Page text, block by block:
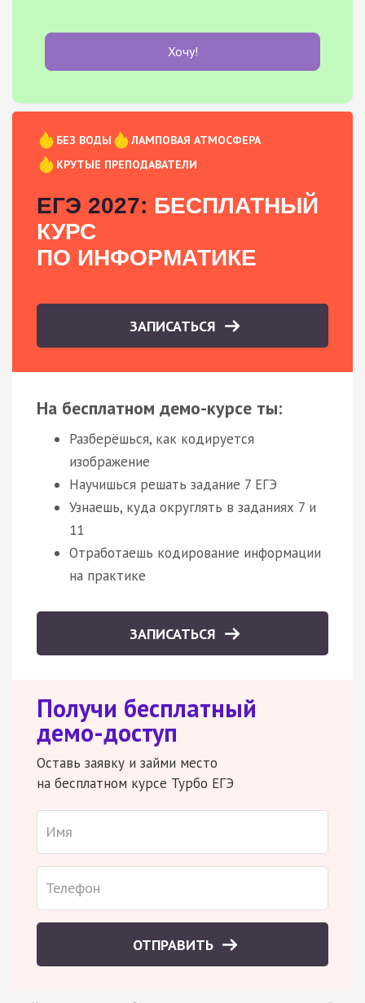
Хочу!
БЕЗ ВОДЫ
ЛАМПОВАЯ АТМОСФЕРА
КРУТЫЕ ПРЕПОДАВАТЕЛИ
ЕГЭ 2027: БЕСПЛАТНЫЙ
КУРС
ПО ИНФОРМАТИКЕ
ЗАПИСАТЬСЯ
На бесплатном демо-курсе ты:
Разберёшься, как кодируется
изображение
Научишься решать задание 7 ЕГЭ
Узнаешь, куда округлять в заданиях 7 и
11
Отработаешь кодирование информации
на практике
ЗАПИСАТЬСЯ
Получи бесплатный
демо-доступ
Оставь заявку и займи место
на бесплатном курсе Турбо ЕГЭ
ОТПРАВИТЬ